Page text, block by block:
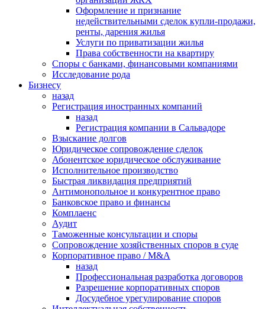
Оформление и признание
недействительными сделок купли-продажи,
ренты, дарения жилья
Услуги по приватизации жилья
Права собственности на квартиру
Cпоры с банками, финансовыми компаниями
Исследование рода
Бизнесу
назад
Регистрация иностранных компаний
назад
Регистрация компании в Сальвадоре
Взыскание долгов
Юридическое сопровождение сделок
Абонентское юридическое обслуживание
Исполнительное производство
Быстрая ликвидация предприятий
Антимонопольное и конкурентное право
Банковское право и финансы
Комплаенс
Аудит
Таможенные консультации и споры
Сопровождение хозяйственных споров в суде
Корпоративное право / M&A
назад
Профессиональная разработка договоров
Разрешение корпоративных споров
Досудебное урегулирование споров